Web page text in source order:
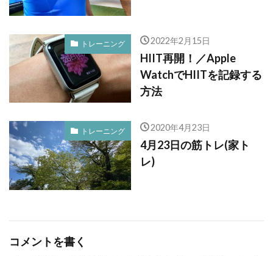
トレーニング 2022年2月15日
HIIT再開！／Apple
WatchでHIITを記録する
方法
トレーニング 2020年4月23日
4月23日の筋トレ(家ト
レ)
コメントを書く